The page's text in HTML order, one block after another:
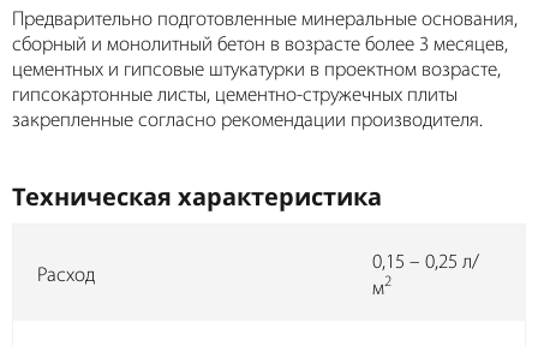
Предварительно подготовленные минеральные основания,
сборный и монолитный бетон в возрасте более 3 месяцев,
цементных и гипсовые штукатурки в проектном возрасте,
гипсокартонные листы, цементно-стружечных плиты
закрепленные согласно рекомендации производителя.
Техническая характеристика
Расход
0,15 – 0,25 л/
м2